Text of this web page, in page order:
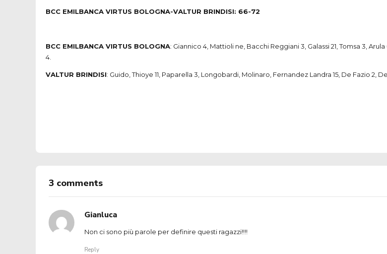
BCC EMILBANCA VIRTUS BOLOGNA-VALTUR BRINDISI: 66-72
BCC EMILBANCA VIRTUS BOLOGNA: Giannico 4, Mattioli ne, Bacchi Reggiani 3, Galassi 21, Tomsa 3,
4.
VALTUR BRINDISI: Guido, Thioye 11, Paparella 3, Longobardi, Molinaro, Fernandez Landra 15, De Fazio 2,
3 comments
Gianluca
Non ci sono più parole per definire questi ragazzi!!!!
Reply